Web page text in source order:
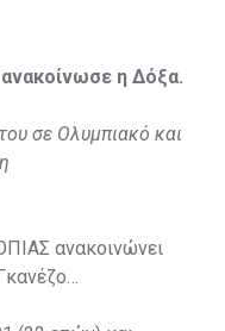
η Δόξα.
σε Ολυμπιακό και
ανακοινώνει